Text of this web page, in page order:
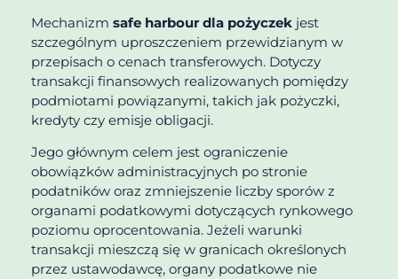
Mechanizm safe harbour dla pożyczek jest
szczególnym uproszczeniem przewidzianym w
przepisach o cenach transferowych. Dotyczy
transakcji finansowych realizowanych pomiędzy
podmiotami powiązanymi, takich jak pożyczki,
kredyty czy emisje obligacji.
Jego głównym celem jest ograniczenie
obowiązków administracyjnych po stronie
podatników oraz zmniejszenie liczby sporów z
organami podatkowymi dotyczących rynkowego
poziomu oprocentowania. Jeżeli warunki
transakcji mieszczą się w granicach określonych
przez ustawodawcę, organy podatkowe nie